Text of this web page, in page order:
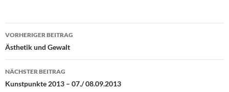
Beitragsnavigation
VORHERIGER BEITRAG
Ästhetik und Gewalt
NÄCHSTER BEITRAG
Kunstpunkte 2013 – 07./ 08.09.2013